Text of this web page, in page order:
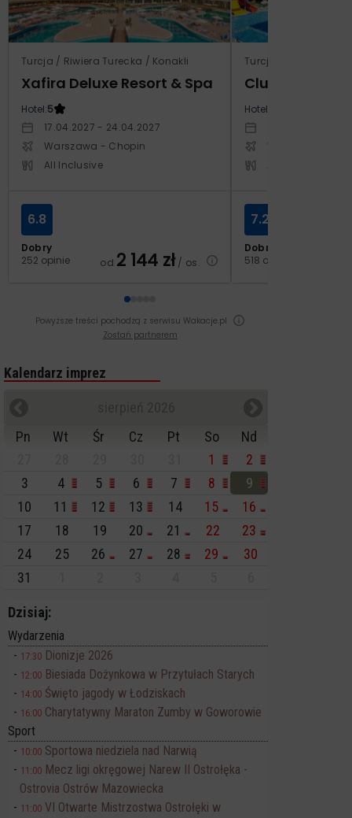
Turcja / Riwiera Turecka / Konakli
Xafira Deluxe Resort & Spa
Hotel:5
17.04.2027 - 24.04.2027
Warszawa - Chopin
All Inclusive
Dobry
252 opinie
6.8
od 2 144 zł/ os.
Turcja / Riwiera
Club Side
Hotel:
Warszawa -
Dobry
518 opinii
7.2
Powyższe treści pochodzą z serwisu Wakacje.pl
Zostań partnerem
Kalendarz imprez
Pn
Wt Śr Cz Pt So
Nd
1
2
3
4 5 6 7 8
9
10
11 12 13 14 15
16
17
18 19 20 21 22
23
24
25 26 27 28 29
30
31
Dzisiaj:
Wydarzenia
17:30 Dionizje 2026
12:00 Biesiada Dożynkowa w Przytułach Starych
14:00 Święto jagody w Łodziskach
16:00 Charytatywny Maraton Zumby w Goworowie
Sport
10:00 Sportowa niedziela nad Narwią
11:00 Mecz ligi okręgowej Narew II Ostrołęka -
Ostrovia Ostrów Mazowiecka
11:00 VI Otwarte Mistrzostwa Ostrołęki w